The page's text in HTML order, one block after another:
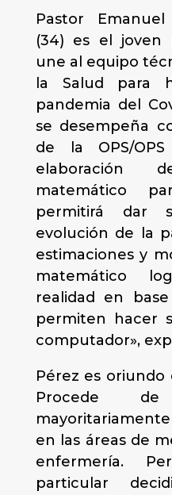
Pastor
(34) es el joven
une al equipo
la Salud para
pandemia del
se desempeña
de la OPS/
elaboración
matemático
permitirá dar
evolución de la
estimaciones y
matemático
realidad en
permiten hacer
computador»,
Pérez es oriundo
Procede
en las áreas de
enfermería.
particular